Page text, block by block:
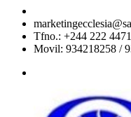
Tfno.: +244 222
Movil: 934218258 /